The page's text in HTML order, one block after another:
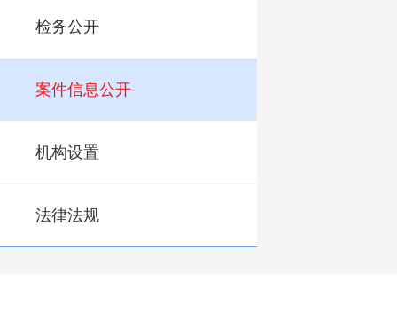
检务公开
案件信息公开
机构设置
法律法规